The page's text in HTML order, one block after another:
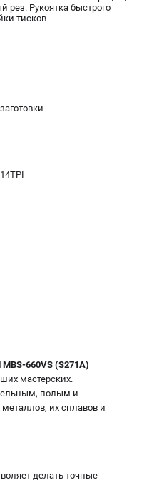
рез. Рукоятка быстрого
тисков
660VS (S271A)
мастерских.
полым и
их сплавов и
делать точные